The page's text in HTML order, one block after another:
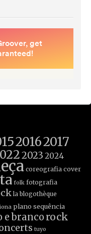
20162017
2023 2024
coreografia cover
folk fotografia
la blogothèque
plano sequência
e branco rock
tuyo